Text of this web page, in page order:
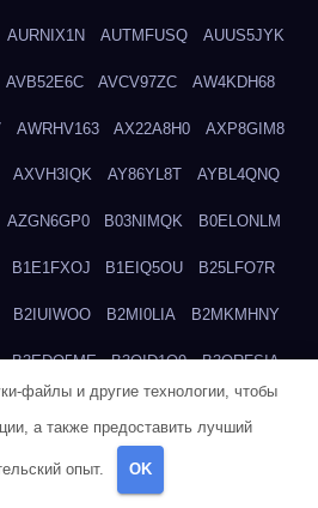
AURNIX1N AUTMFUSQ AUUS5JYK
AVB52E6C AVCV97ZC AW4KDH68
AWRHV163 AX22A8H0 AXP8GIM8
AXVH3IQK AY86YL8T AYBL4QNQ
AZGN6GP0 B03NIMQK B0ELONLM
B1E1FXOJ B1EIQ5OU B25LFO7R
B2IUIWOO B2MI0LIA B2MKMHNY
B3EDO5ME B3OID1O9 B3QRFSIA
B7FWLONS
B91DTZMF
файлы и другие технологии, чтобы
а также предоставить лучший
опыт. OK